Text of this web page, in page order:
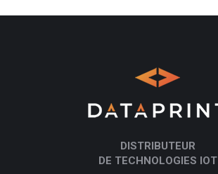
DISTRIBUTEUR
DE TECHNOLOGIES IOT